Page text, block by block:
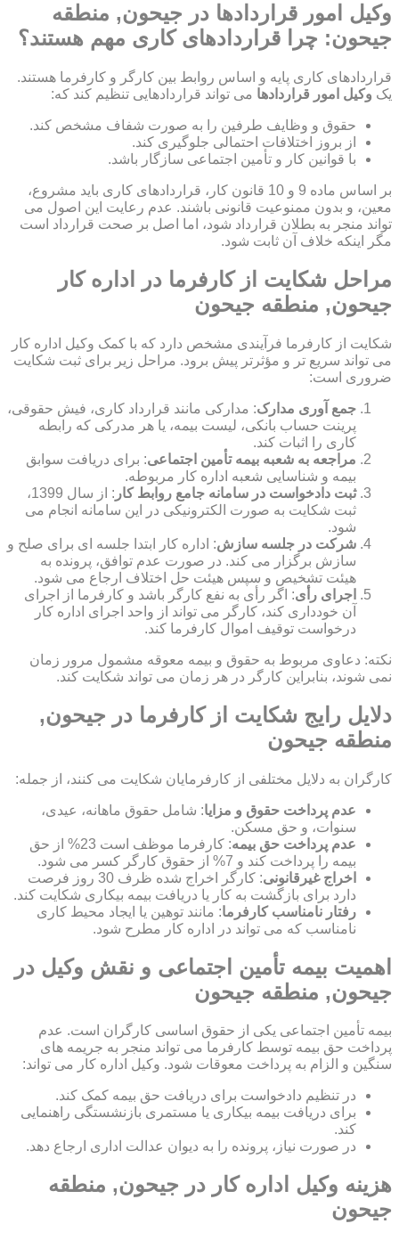
وکیل امور قراردادها در جیحون, منطقه
جیحون: چرا قراردادهای کاری مهم هستند؟
قراردادهای کاری پایه و اساس روابط بین کارگر و کارفرما هستند.
یک وکیل امور قراردادها می تواند قراردادهایی تنظیم کند که:
حقوق و وظایف طرفین را به صورت شفاف مشخص کند.
از بروز اختلافات احتمالی جلوگیری کند.
با قوانین کار و تأمین اجتماعی سازگار باشد.
بر اساس ماده 9 و 10 قانون کار، قراردادهای کاری باید مشروع،
معین، و بدون ممنوعیت قانونی باشند. عدم رعایت این اصول می
تواند منجر به بطلان قرارداد شود، اما اصل بر صحت قرارداد است
مگر اینکه خلاف آن ثابت شود.
مراحل شکایت از کارفرما در اداره کار
جیحون, منطقه جیحون
شکایت از کارفرما فرآیندی مشخص دارد که با کمک وکیل اداره کار
می تواند سریع تر و مؤثرتر پیش برود. مراحل زیر برای ثبت شکایت
ضروری است:
جمع آوری مدارک: مدارکی مانند قرارداد کاری، فیش حقوقی،
پرینت حساب بانکی، لیست بیمه، یا هر مدرکی که رابطه
کاری را اثبات کند.
مراجعه به شعبه بیمه تأمین اجتماعی: برای دریافت سوابق
بیمه و شناسایی شعبه اداره کار مربوطه.
ثبت دادخواست در سامانه جامع روابط کار
: از سال 1399،
ثبت شکایت به صورت الکترونیکی در این سامانه انجام می
شود.
شرکت در جلسه سازش: اداره کار ابتدا جلسه ای برای صلح و
سازش برگزار می کند. در صورت عدم توافق، پرونده به
هیئت تشخیص و سپس هیئت حل اختلاف ارجاع می شود.
اجرای رأی: اگر رأی به نفع کارگر باشد و کارفرما از اجرای
آن خودداری کند، کارگر می تواند از واحد اجرای اداره کار
درخواست توقیف اموال کارفرما کند.
نکته: دعاوی مربوط به حقوق و بیمه معوقه مشمول مرور زمان
نمی شوند، بنابراین کارگر در هر زمان می تواند شکایت کند.
دلایل رایج شکایت از کارفرما در جیحون,
منطقه جیحون
کارگران به دلایل مختلفی از کارفرمایان شکایت می کنند، از جمله:
عدم پرداخت حقوق و مزایا: شامل حقوق ماهانه، عیدی،
سنوات، و حق مسکن.
عدم پرداخت حق بیمه
: کارفرما موظف است 23% از حق
بیمه را پرداخت کند و 7% از حقوق کارگر کسر می شود.
اخراج غیرقانونی
: کارگر اخراج شده ظرف 30 روز فرصت
دارد برای بازگشت به کار یا دریافت بیمه بیکاری شکایت کند.
رفتار نامناسب کارفرما: مانند توهین یا ایجاد محیط کاری
نامناسب که می تواند در اداره کار مطرح شود.
اهمیت بیمه تأمین اجتماعی و نقش وکیل در
جیحون, منطقه جیحون
بیمه تأمین اجتماعی یکی از حقوق اساسی کارگران است. عدم
پرداخت حق بیمه توسط کارفرما می تواند منجر به جریمه های
سنگین و الزام به پرداخت معوقات شود. وکیل اداره کار می تواند:
در تنظیم دادخواست برای دریافت حق بیمه کمک کند.
برای دریافت بیمه بیکاری یا مستمری بازنشستگی راهنمایی
کند.
در صورت نیاز، پرونده را به دیوان عدالت اداری ارجاع دهد.
هزینه وکیل اداره کار در جیحون, منطقه
جیحون